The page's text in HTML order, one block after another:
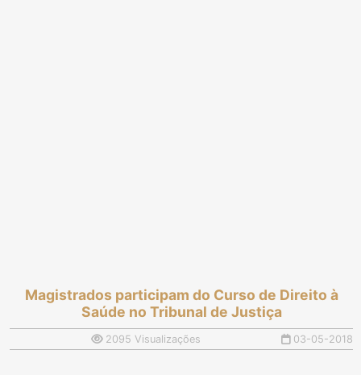
Magistrados participam do Curso de Direito à
Saúde no Tribunal de Justiça
2095 Visualizações 03-05-2018